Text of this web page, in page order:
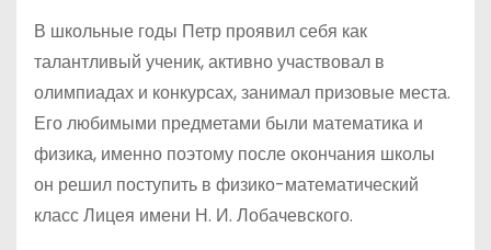
В школьные годы Петр проявил себя как
талантливый ученик, активно участвовал в
олимпиадах и конкурсах, занимал призовые места.
Его любимыми предметами были математика и
физика, именно поэтому после окончания школы
он решил поступить в физико-математический
класс Лицея имени Н. И. Лобачевского.